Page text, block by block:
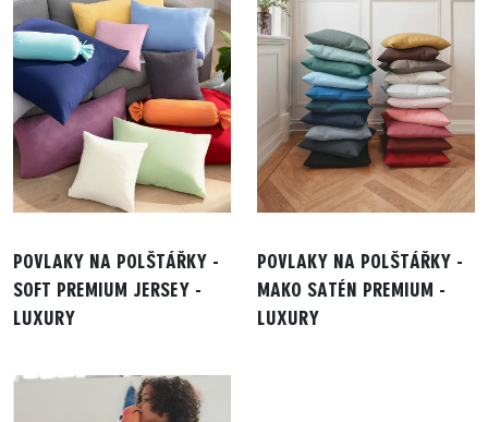
POVLAKY NA POLŠTÁŘKY -
SOFT PREMIUM JERSEY -
LUXURY
POVLAKY NA POLŠTÁŘKY -
MAKO SATÉN PREMIUM -
LUXURY